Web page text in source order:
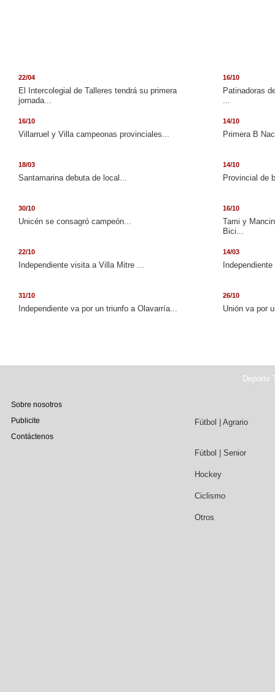
22/04
El Intercolegial de Talleres tendrá su primera
jornada...
16/10
Patinadoras
...
16/10
Villarruel y Villa campeonas provinciales...
14/10
Primera B
18/03
Santamarina debuta de local...
14/10
Provincial de
30/10
Unicén se consagró campeón...
16/10
Tami y
Bici...
22/10
Independiente visita a Villa Mitre ...
14/03
31/10
Independiente va por un triunfo a Olavarría...
26/10
Unión va por
Deporte
Sobre nosotros
Publicite
Contáctenos
Fútbol | Agrario
Fútbol | Senior
Hockey
Ciclismo
Otros